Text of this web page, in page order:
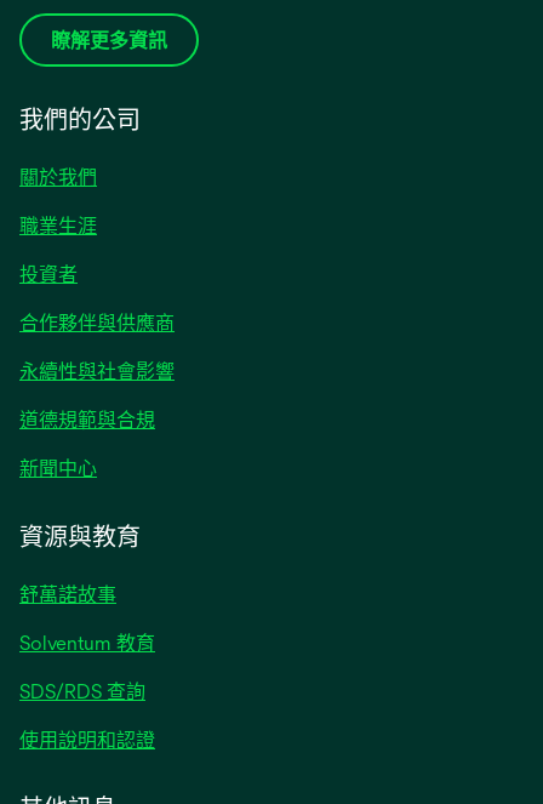
瞭解更多資訊
我們的公司
關於我們
職業生涯
投資者在
標
籤
開
合作夥伴與供應商
永續性與社會影響
道德規範與合規
新聞中心在
標
籤
中
啟
資源與教育
舒萬諾故事
Solventum 教育
SDS/RDS 查詢
使用說明和認證